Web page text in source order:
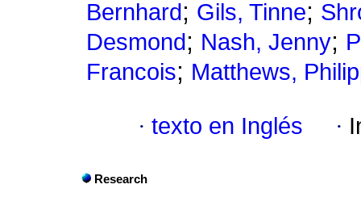
Bernhard ; Gils, Tinne;
Desmond ; Nash, Jenny;
Francois; Matthews,
· texto en Inglés ·
Research